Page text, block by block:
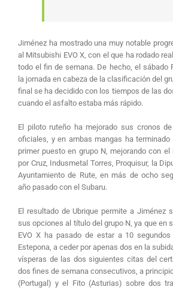
Jiménez ha mostrado una muy notable
al Mitsubishi EVO X, con el que ha rodado
todo el fin de semana. De hecho, el sábado
la jornada en cabeza de la clasificación del
final se ha decidido con los tiempos de las
cuando el asfalto estaba más rápido.
El piloto ruteño ha mejorado sus cronos
oficiales, y en ambas mangas ha terminado
primer puesto en grupo N, mejorando con
por Cruz, Indusmetal Torres, Proquisur, la
Ayuntamiento de Rute, en más de ocho
año pasado con el Subaru.
El resultado de Ubrique permite a Jiménez
sus opciones al título del grupo N, ya que en
EVO X ha pasado de estar a 10
Estepona, a ceder por apenas dos en la
vísperas de las dos siguientes citas del
dos fines de semana consecutivos, a
(Portugal) y el Fito (Asturias) sobre dos